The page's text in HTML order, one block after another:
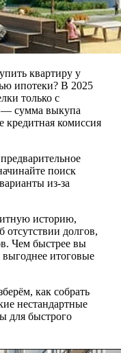
квартиру у
ипотеки? В 2025
только с
— сумма выкупа
комиссия
поиск
из-за
историю,
отсутствии долгов,
Чем быстрее вы
итоговые
как собрать
нестандартные
для быстрого